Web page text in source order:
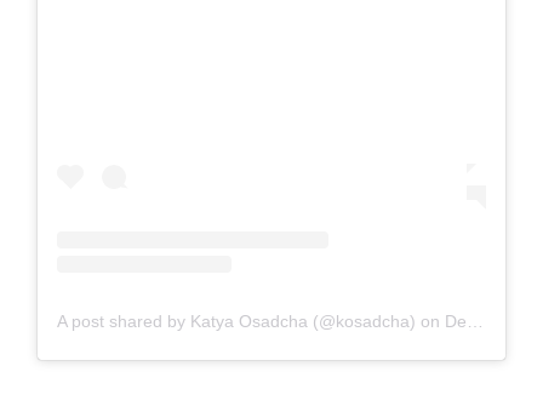
A post shared by Katya Osadcha (@kosadcha) on Dec 3, 2018 at 7:16am PST